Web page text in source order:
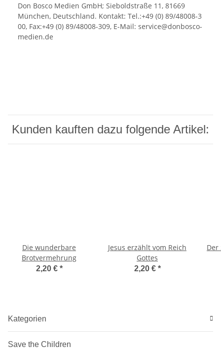
Don Bosco Medien GmbH; Sieboldstraße 11, 81669
München, Deutschland. Kontakt: Tel.:+49 (0) 89/48008-3
00, Fax:+49 (0) 89/48008-309, E-Mail: service@donbosco-
medien.de
Kunden kauften dazu folgende Artikel:
Die wunderbare
Brotvermehrung
2,20 € *
Jesus erzählt vom Reich
Gottes
2,20 € *
Der
Kategorien
Save the Children